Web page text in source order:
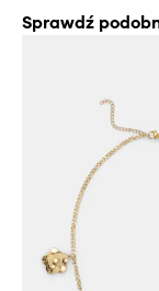
Sprawdź